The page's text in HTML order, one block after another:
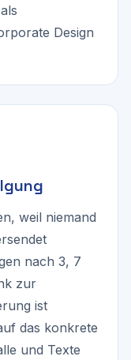
Design
weil niemand
nach 3, 7
zur
ist
das konkrete
und Texte